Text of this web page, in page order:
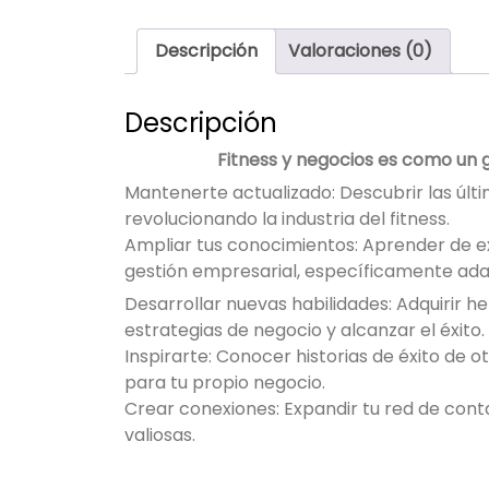
Descripción Valoraciones (0)
Descripción
Fitness y negocios es como
Mantenerte actualizado: Descubrir las
revolucionando la industria del fitness.
Ampliar tus conocimientos: Aprender de
gestión empresarial, específicamente
Desarrollar nuevas habilidades: Adquirir
estrategias de negocio y alcanzar el éxito.
Inspirarte: Conocer historias de éxito de
para tu propio negocio.
Crear conexiones: Expandir tu red de
valiosas.